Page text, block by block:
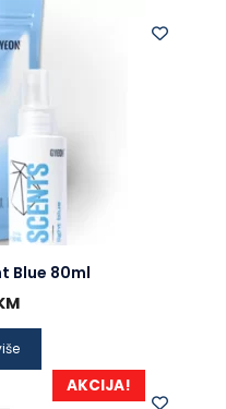
Blue 80ml
AKCIJA!